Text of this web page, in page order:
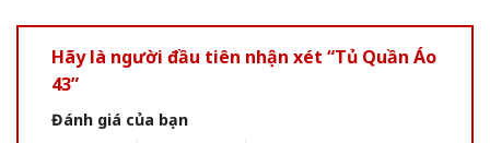
Hãy là người đầu tiên nhận xét “Tủ Quần Áo
43”
Đánh giá của bạn